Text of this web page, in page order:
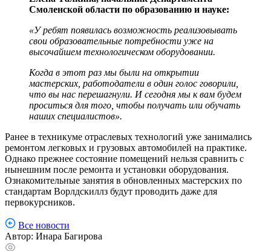
Смоленской области по образованию и науке:
«У ребят появилась возможность реализовывать
свои образовательные потребности уже на
высочайшем технологическом оборудовании.
Когда в этот раз мы были на открытии
мастерских, работодатели в один голос говорили,
что вы нас перешагнули. И сегодня мы к вам будем
проситься для того, чтобы получать или обучать
наших специалистов».
Ранее в техникуме отраслевых технологий уже занимались
ремонтом легковых и грузовых автомобилей на практике.
Однако прежнее состояние помещений нельзя сравнить с
нынешним после ремонта и установки оборудования.
Ознакомительные занятия в обновленных мастерских по
стандартам Ворлдскиллз будут проводить даже для
первокурсников.
Все новости
Автор: Инара Багирова